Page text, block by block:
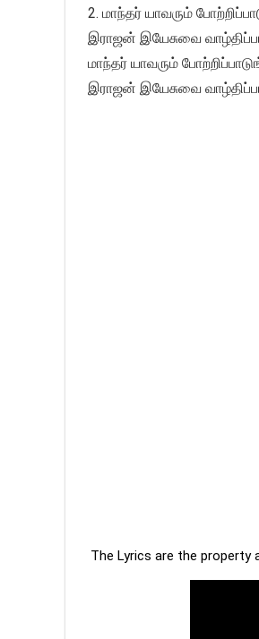
2. மாந்தர் யாவரும்
இராஜன் இயேசுவை
மாந்தர் யாவரும்
இராஜன் இயேசுவை
The Lyrics are the property